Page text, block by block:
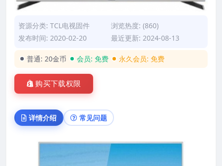
资源分类: TCL电视固件
浏览热度: (860)
发布时间: 2020-02-20
最近更新: 2024-08-13
普通: 20金币 会员: 免费 永久会员: 免费
购买下载权限
详情介绍 常见问题